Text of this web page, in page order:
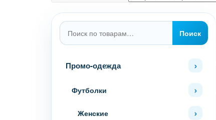
Искать:
Поиск
Промо-одежда
Футболки
Женские